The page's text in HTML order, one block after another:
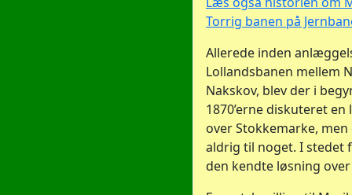
Torrig banen på
Allerede inden
Lollandsbanen mellem
Nakskov, blev der i
1870’erne diskuteret
over Stokkemarke, men
aldrig til noget. I stedet
den kendte løsning